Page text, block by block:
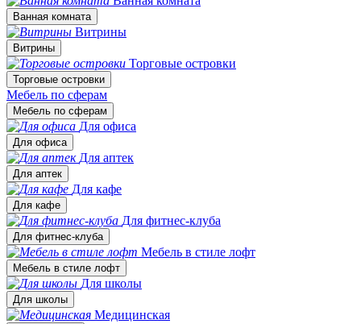
Ванная комната
Витрины
Витрины
Торговые островки
Торговые островки
Мебель по сферам
Мебель по сферам
Для офиса
Для офиса
Для аптек
Для аптек
Для кафе
Для кафе
Для фитнес-клуба
Для фитнес-клуба
Мебель в стиле лофт
Мебель в стиле лофт
Для школы
Для школы
Медицинская